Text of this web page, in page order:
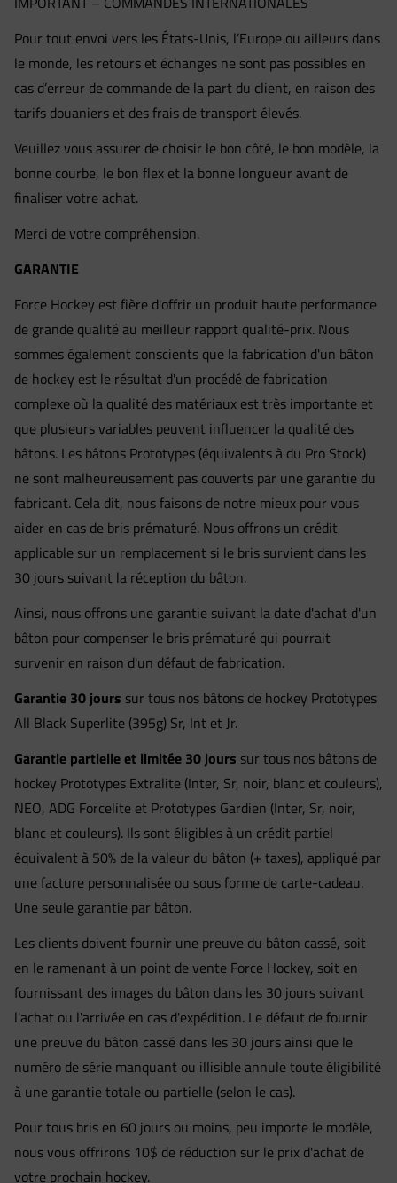
Pour tout envoi vers les États-Unis, l’Europe ou ailleurs dans
le monde, les retours et échanges ne sont pas possibles en
cas d’erreur de commande de la part du client, en raison des
tarifs douaniers et des frais de transport élevés.
Veuillez vous assurer de choisir le bon côté, le bon modèle, la
bonne courbe, le bon flex et la bonne longueur avant de
finaliser votre achat.
Merci de votre compréhension.
GARANTIE
Force Hockey est fière d'offrir un produit haute performance
de grande qualité au meilleur rapport qualité-prix. Nous
sommes également conscients que la fabrication d'un bâton
de hockey est le résultat d'un procédé de fabrication
complexe où la qualité des matériaux est très importante et
que plusieurs variables peuvent influencer la qualité des
bâtons. Les bâtons Prototypes (équivalents à du Pro Stock)
ne sont malheureusement pas couverts par une garantie du
fabricant. Cela dit, nous faisons de notre mieux pour vous
aider en cas de bris prématuré. Nous offrons un crédit
applicable sur un remplacement si le bris survient dans les
30 jours suivant la réception du bâton.
Ainsi, nous offrons une garantie suivant la date d'achat d'un
bâton pour compenser le bris prématuré qui pourrait
survenir en raison d'un défaut de fabrication.
Garantie 30 jours sur tous nos bâtons de hockey Prototypes
All Black Superlite (395g) Sr, Int et Jr.
Garantie partielle et limitée 30 jours sur tous nos bâtons de
hockey Prototypes Extralite (Inter, Sr, noir, blanc et couleurs),
NEO, ADG Forcelite et Prototypes Gardien (Inter, Sr, noir,
blanc et couleurs). Ils sont éligibles à un crédit partiel
équivalent à 50% de la valeur du bâton (+ taxes), appliqué par
une facture personnalisée ou sous forme de carte-cadeau.
Une seule garantie par bâton.
Les clients doivent fournir une preuve du bâton cassé, soit
en le ramenant à un point de vente Force Hockey, soit en
fournissant des images du bâton dans les 30 jours suivant
l'achat ou l'arrivée en cas d'expédition. Le défaut de fournir
une preuve du bâton cassé dans les 30 jours ainsi que le
numéro de série manquant ou illisible annule toute éligibilité
à une garantie totale ou partielle (selon le cas).
Pour tous bris en 60 jours ou moins, peu importe le modèle,
nous vous offrirons 10$ de réduction sur le prix d'achat de
votre prochain hockey.